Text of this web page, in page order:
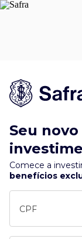
Seu
Comece a
benefícios
CPF